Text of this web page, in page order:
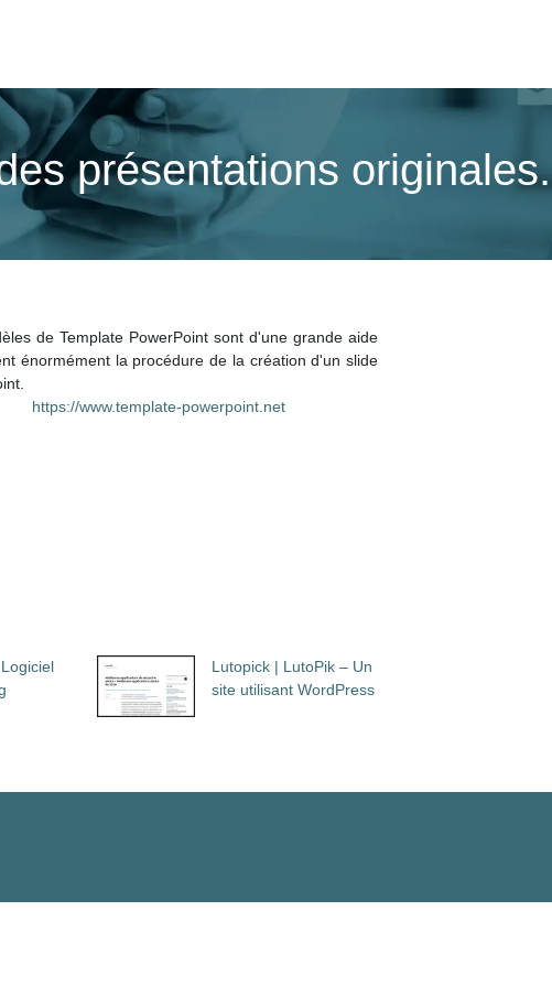
présentations originales.
de Template PowerPoint sont d'une grande aide
énormément la procédure de la création d'un slide
https://www.template-powerpoint.net
Lutopick | LutoPik – Un
site utilisant WordPress